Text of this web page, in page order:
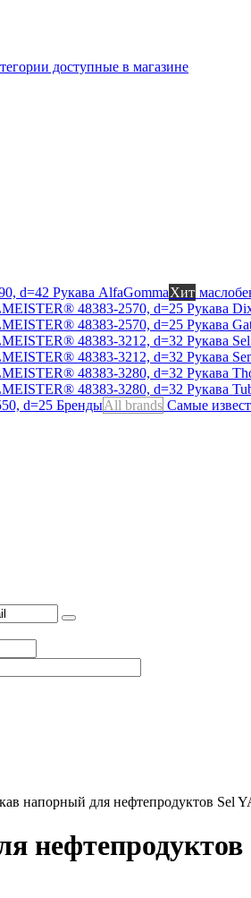
доступные в магазине
Рукава AlfaGommaХит
Рукава
Рукава
Рукава Sel
Рукава
Рукава
Рукава
БрендыAll brands Самые
напорный для нефтепродуктов Sel